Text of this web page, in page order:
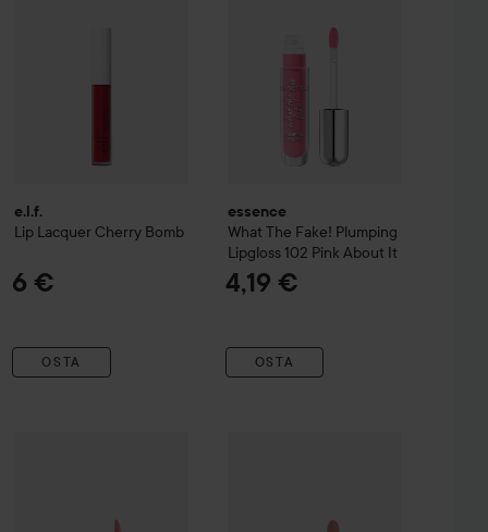
e.l.f.
Lip Lacquer Cherry Bomb
6 €
OSTA
essence
What The Fake! Plumping
Lipgloss 102 Pink About It
4,19 €
OSTA